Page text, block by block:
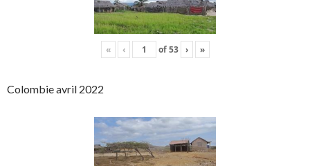
« ‹ of53 › »
Colombie avril 2022